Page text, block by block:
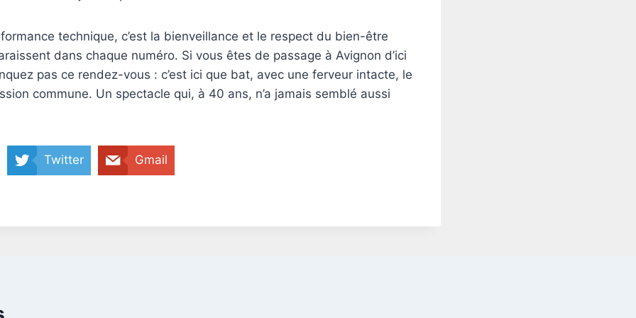
technique, c’est la bienveillance et le respect du bien-être
dans chaque numéro. Si vous êtes de passage à Avignon d’ici
pas ce rendez-vous : c’est ici que bat, avec une ferveur intacte, le
commune. Un spectacle qui, à 40 ans, n’a jamais semblé aussi
Twitter Gmail